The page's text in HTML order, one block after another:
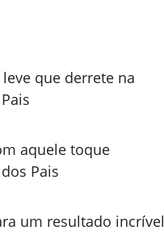
que derrete na
aquele toque
Pais
um resultado incrível